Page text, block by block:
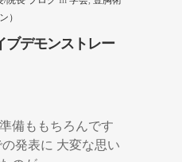
）
ブデモンストレー
備ももちろんです
発表に 大変な思い